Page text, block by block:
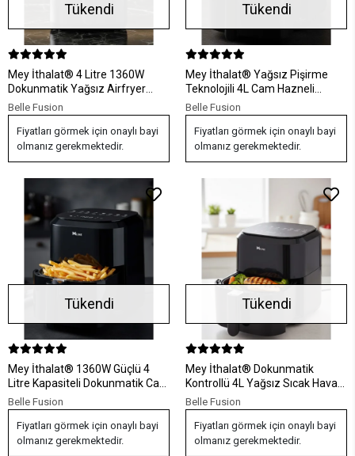
Tükendi
Mey İthalat® 4 Litre 1360W
Dokunmatik Yağsız Airfryer
Sıcak Hava Fritözü
Belle Fusion
Fiyatları görmek için onaylı bayi
olmanız gerekmektedir.
Tükendi
Mey İthalat® Yağsız Pişirme
Teknolojili 4L Cam Hazneli
Dokunmatik Airfryer 1360W
Belle Fusion
Fiyatları görmek için onaylı bayi
olmanız gerekmektedir.
Tükendi
Mey İthalat® 1360W Güçlü 4
Litre Kapasiteli Dokunmatik Cam
Hazneli Airfryer
Belle Fusion
Fiyatları görmek için onaylı bayi
olmanız gerekmektedir.
Tükendi
Mey İthalat® Dokunmatik
Kontrollü 4L Yağsız Sıcak Hava
Fritözü 1360W
Belle Fusion
Fiyatları görmek için onaylı bayi
olmanız gerekmektedir.